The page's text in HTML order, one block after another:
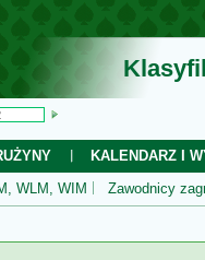
KALENDARZ I
WLM, WIM Zawodnicy